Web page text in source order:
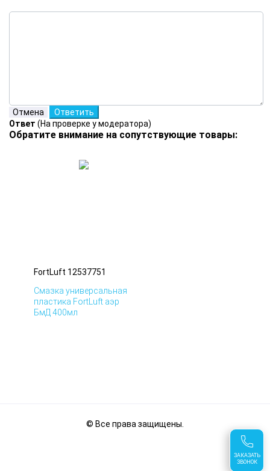
Ответ (На проверке у модератора)
Обратите внимание на сопутствующие товары:
FortLuft 12537751
Смазка универсальная
пластика FortLuft аэр
БмД 400мл
ЗАКАЗАТЬ
ЗВОНОК
© Все права защищены.